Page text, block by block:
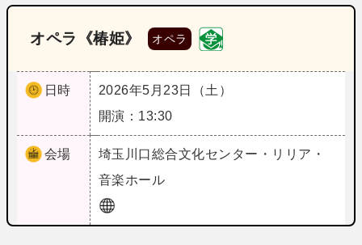
オペラ《椿姫》 オペラ
日時
2026年5月23日（土）
開演：13:30
会場 埼玉 川口総合文化センター・リリア・
音楽ホール